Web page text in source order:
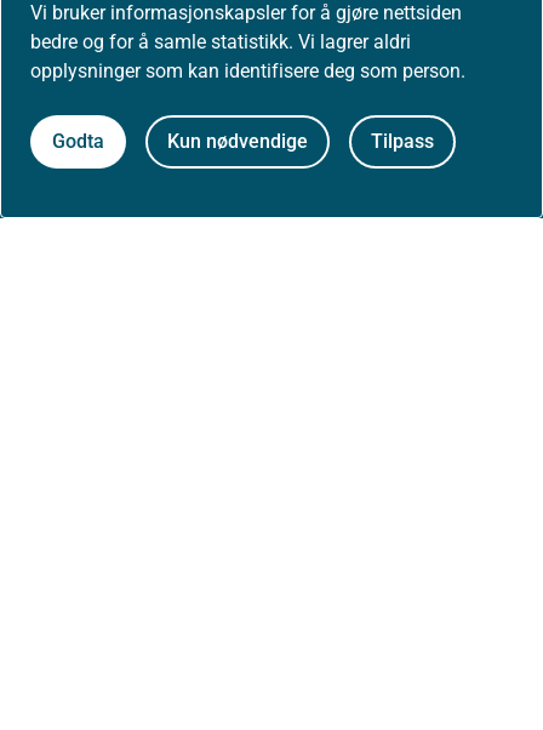
Vi bruker informasjonskapsler for å gjøre nettsiden
bedre og for å samle statistikk. Vi lagrer aldri
opplysninger som kan identifisere deg som person.
Godta Kun nødvendige Tilpass
Aktuelt